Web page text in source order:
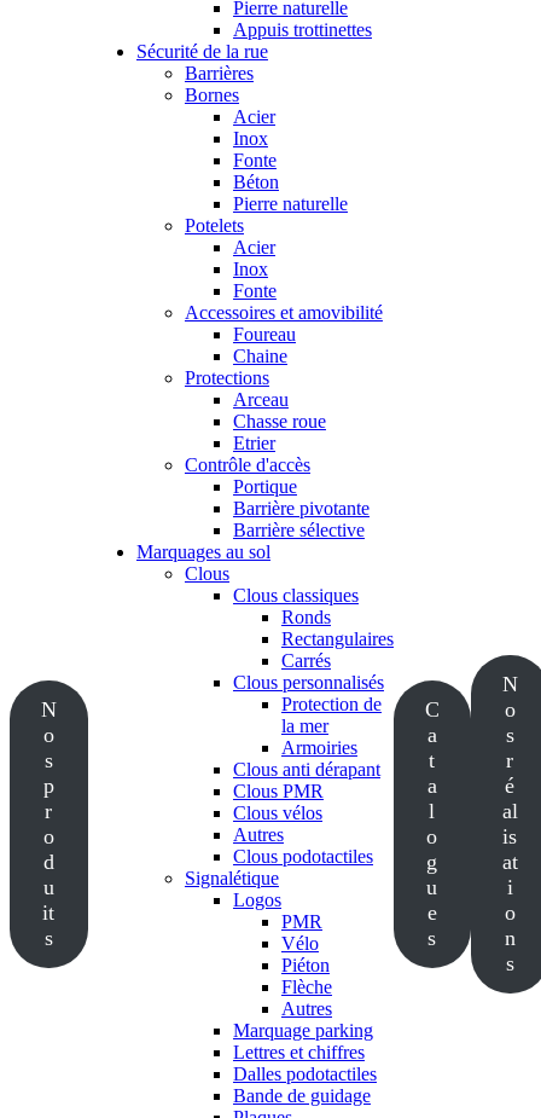
N
o
s
p
r
o
d
u
it
s
Pierre naturelle
Appuis trottinettes
Sécurité de la rue
Barrières
Bornes
Acier
Inox
Fonte
Béton
Pierre naturelle
Potelets
Acier
Inox
Fonte
Accessoires et amovibilité
Foureau
Chaine
Protections
Arceau
Chasse roue
Etrier
Contrôle d'accès
Portique
Barrière pivotante
Barrière sélective
Marquages au sol
Clous
Clous classiques
Ronds
Rectangulaires
Carrés
Clous personnalisés
Protection de
la mer
Armoiries
Clous anti dérapant
Clous PMR
Clous vélos
Autres
Clous podotactiles
Signalétique
Logos
PMR
Vélo
Piéton
Flèche
Autres
Marquage parking
Lettres et chiffres
Dalles podotactiles
Bande de guidage
C
a
t
a
l
o
g
u
e
s
N
o
s
r
é
al
is
at
i
o
n
s